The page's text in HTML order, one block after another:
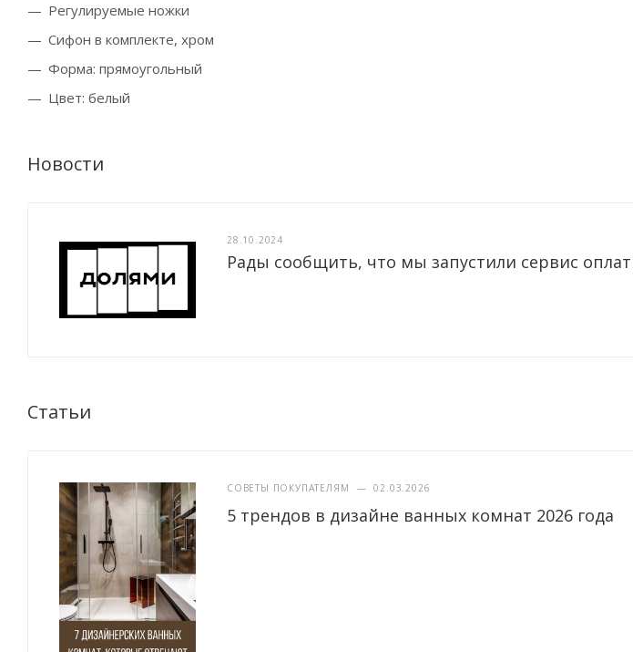
Регулируемые ножки
Сифон в комплекте, хром
Форма: прямоугольный
Цвет: белый
Новости
28.10.2024
Рады сообщить, что мы запустили сервис
Статьи
СОВЕТЫ ПОКУПАТЕЛЯМ — 02.03.2026
5 трендов в дизайне ванных комнат 2026 года